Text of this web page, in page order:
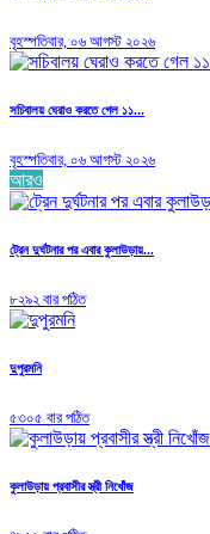
বৃহস্পতিবার, ০৬ আগস্ট ২০২৬
সচিবালয় ঘেরাও করতে গেল ১১...
বৃহস্পতিবার, ০৬ আগস্ট ২০২৬
আরও
ট্রেন দুর্ঘটনার পর এবার কুলাউড়ায়...
৮২৯২ বার পঠিত
দুপুরমনি
৫৩০৫ বার পঠিত
কুলাউড়ায় প্রবাসীর স্ত্রী নিখোঁজ